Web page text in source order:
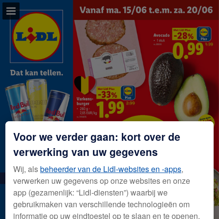
lidl.be
Pagina overzicht
Volledig scherm
Download PDF
Voor we verder gaan: kort over de
verwerking van uw gegevens
Wij, alsbeheerder van de Lidl-websites en -apps,
verwerken uw gegevens op onze websites en onze
app (gezamenlijk: “Lidl-diensten”) waarbij we
gebruikmaken van verschillende technologieën om
informatie op uw eindtoestel op te slaan en te openen.